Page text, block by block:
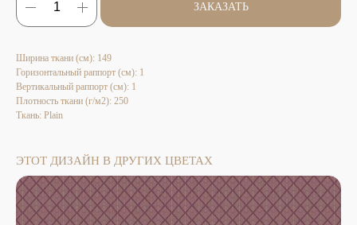
ЗАКАЗАТЬ
Ширина ткани (см): 149
Горизонтальный раппорт (см): 1
Вертикальный раппорт (см): 1
Плотность ткани (г/м2): 250
Ткань: Plain
ЭТОТ ДИЗАЙН В ДРУГИХ ЦВЕТАХ